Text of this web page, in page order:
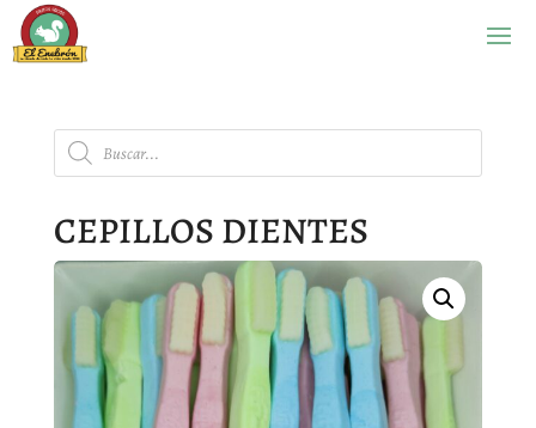
Búsqueda
de
productos
CEPILLOS DIENTES